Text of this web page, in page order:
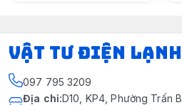
VẬT TƯ ĐIỆN
097 795 3209
Địa chỉ:D10, KP4, Phường Trấn